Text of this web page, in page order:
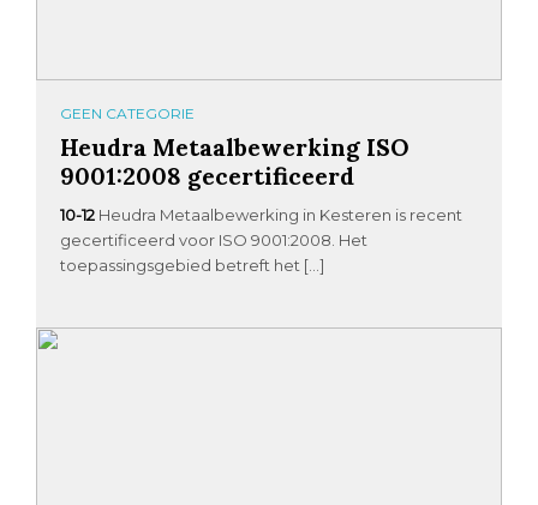
GEEN CATEGORIE
Heudra Metaalbewerking ISO
9001:2008 gecertificeerd
10-12 Heudra Metaalbewerking in Kesteren is recent
gecertificeerd voor ISO 9001:2008. Het
toepassingsgebied betreft het […]